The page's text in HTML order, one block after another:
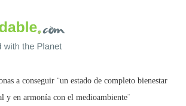
a conseguir ¨un estado de completo bienestar
y en armonía con el medioambiente¨